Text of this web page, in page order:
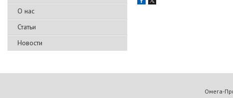
О нас
Статьи
Новости